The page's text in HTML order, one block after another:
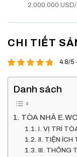
2.000.000
CHI TIẾT
4.8/5
Danh sách
TÒA NHÀ
I. VỊ TRÍ
II. TIỆN ÍCH
III. THÔNG